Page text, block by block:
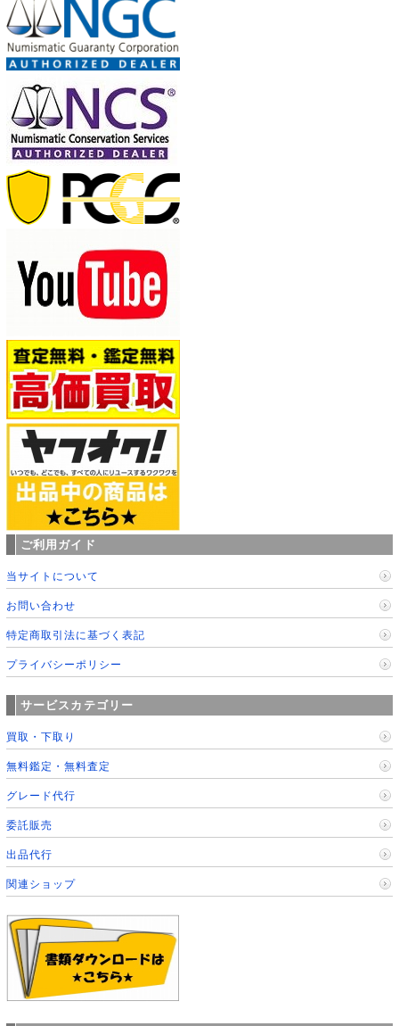
ご利用ガイド
当サイトについて
お問い合わせ
特定商取引法に基づく表記
プライバシーポリシー
サービスカテゴリー
買取・下取り
無料鑑定・無料査定
グレード代行
委託販売
出品代行
関連ショップ